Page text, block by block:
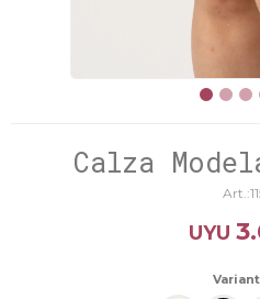
Calza
UYU